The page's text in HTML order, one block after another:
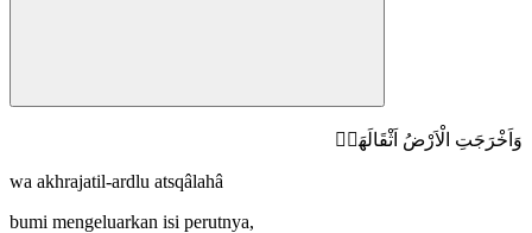
وَاَخْرَجَتِ الْاَرْضُ اَثْقَالَهَاۙ
wa akhrajatil-ardlu atsqâlahâ
bumi mengeluarkan isi perutnya,